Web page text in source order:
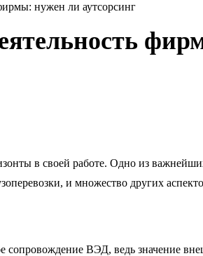
нужен ли аутсорсинг
в своей работе. Одно из
и множество других
ВЭД, ведь значение